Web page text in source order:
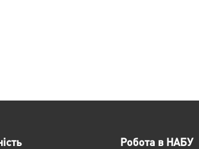
Робота в НАБУ